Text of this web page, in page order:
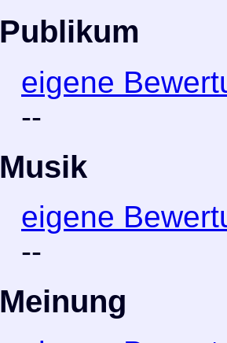
Publikum
eigene
--
Musik
eigene
--
Meinung